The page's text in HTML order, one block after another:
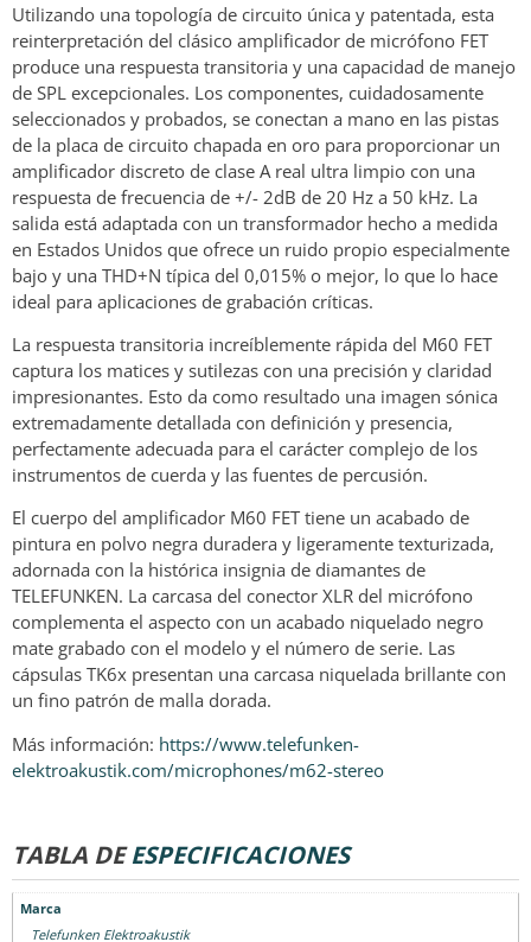
Utilizando una topología de circuito única y patentada, esta
reinterpretación del clásico amplificador de micrófono FET
produce una respuesta transitoria y una capacidad de manejo
de SPL excepcionales. Los componentes, cuidadosamente
seleccionados y probados, se conectan a mano en las pistas
de la placa de circuito chapada en oro para proporcionar un
amplificador discreto de clase A real ultra limpio con una
respuesta de frecuencia de +/- 2dB de 20 Hz a 50 kHz. La
salida está adaptada con un transformador hecho a medida
en Estados Unidos que ofrece un ruido propio especialmente
bajo y una THD+N típica del 0,015% o mejor, lo que lo hace
ideal para aplicaciones de grabación críticas.
La respuesta transitoria increíblemente rápida del M60 FET
captura los matices y sutilezas con una precisión y claridad
impresionantes. Esto da como resultado una imagen sónica
extremadamente detallada con definición y presencia,
perfectamente adecuada para el carácter complejo de los
instrumentos de cuerda y las fuentes de percusión.
El cuerpo del amplificador M60 FET tiene un acabado de
pintura en polvo negra duradera y ligeramente texturizada,
adornada con la histórica insignia de diamantes de
TELEFUNKEN. La carcasa del conector XLR del micrófono
complementa el aspecto con un acabado niquelado negro
mate grabado con el modelo y el número de serie. Las
cápsulas TK6x presentan una carcasa niquelada brillante con
un fino patrón de malla dorada.
Más información: https://www.telefunken-
elektroakustik.com/microphones/m62-stereo
TABLA DEESPECIFICACIONES
Marca
Telefunken Elektroakustik